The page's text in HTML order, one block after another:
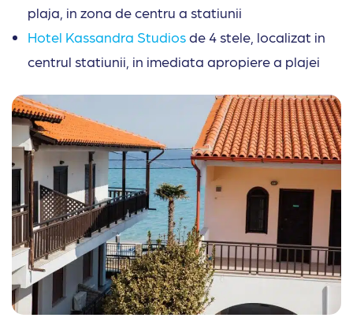
plaja, in zona de centru a statiunii
Hotel Kassandra Studiosde 4 stele, localizat in
centrul statiunii, in imediata apropiere a plajei